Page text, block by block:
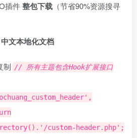
插件 整包下载 ​（节省90%资源搜寻
中文本地化文档
制 // 所有主题包含Hook扩展接口
custom-header.php';